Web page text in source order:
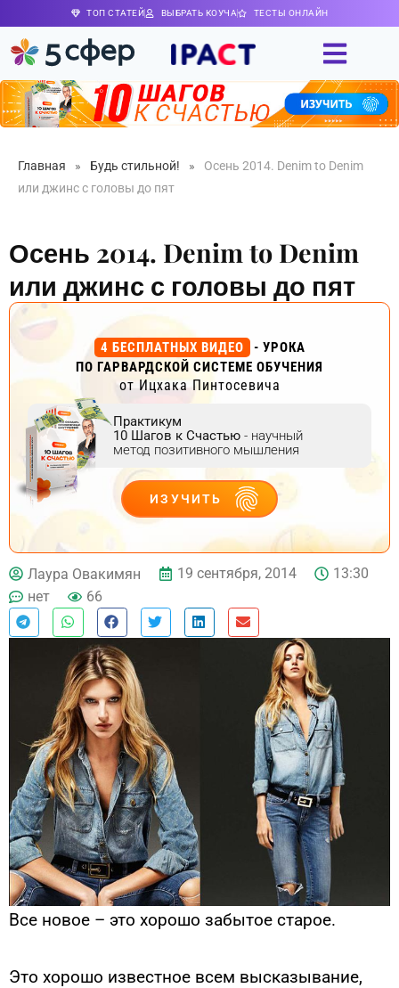
ТОП СТАТЕЙ ВЫБРАТЬ КОУЧА ТЕСТЫ ОНЛАЙН
Главная » Будь стильной! »
Осень 2014. Denim to Denim
или джинс с головы до пят
Осень 2014. Denim to Denim
или джинс с головы до пят
4 БЕСПЛАТНЫХ ВИДЕО
- УРОКА
ПО ГАРВАРДСКОЙ СИСТЕМЕ ОБУЧЕНИЯ
от Ицхака Пинтосевича
Практикум
10 Шагов к Счастью - научный
метод позитивного мышления
ИЗУЧИТЬ
ДЕЙСТВУЙ
Лаура Овакимян 19 сентября, 2014
13:30
нет
66
Все новое – это хорошо забытое старое.
Это хорошо известное всем высказывание,